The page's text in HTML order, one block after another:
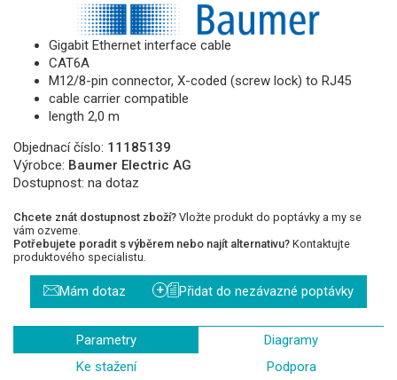
Gigabit Ethernet interface cable
CAT6A
M12/8-pin connector, X-coded (screw lock) to RJ45
cable carrier compatible
length 2,0 m
Objednací číslo: 11185139
Výrobce: Baumer Electric AG
Dostupnost: na dotaz
Chcete znát dostupnost zboží? Vložte produkt do poptávky a my se
vám ozveme.
Potřebujete poradit s výběrem nebo najít alternativu? Kontaktujte
produktového specialistu.
Mám dotaz + Přidat do nezávazné poptávky
Parametry
Diagramy
Ke stažení
Podpora